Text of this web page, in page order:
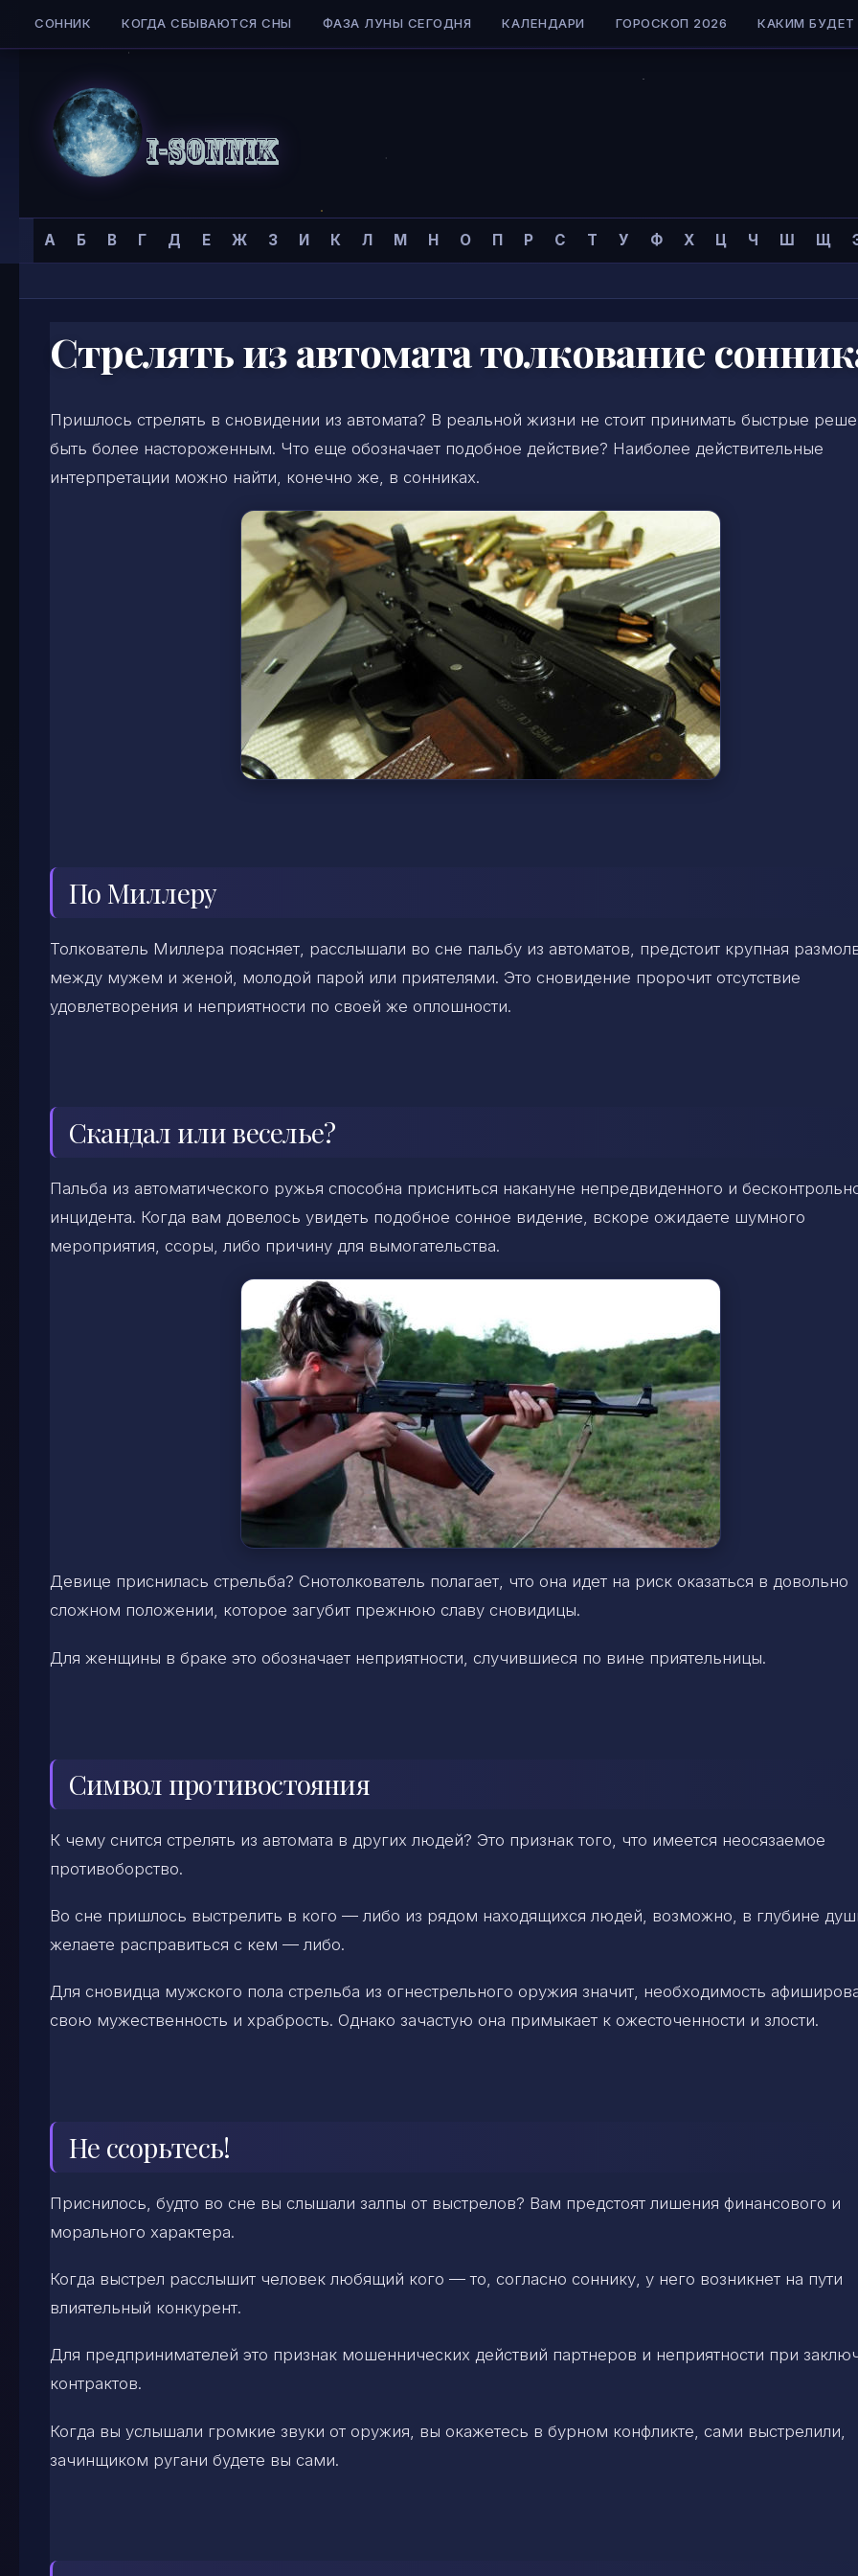
Skip to content
СОННИК КОГДА СБЫВАЮТСЯ СНЫ ФАЗА ЛУНЫ СЕГОДНЯ КАЛЕНДАРИ ГОРОСКОП 2026 КАКИМ БУДЕТ
Сонник
I-
А Б В Г Д Е Ж З И К Л М Н О П Р С Т У Ф Х Ц Ч Ш Щ
Главная страница »Сонник »С»
Стрелять из автомата толкование
Пришлось стрелять в сновидении из автомата? В реальной жизни не стоит принимать быстрые
быть более настороженным. Что еще обозначает подобное действие? Наиболее действительные
интерпретации можно найти, конечно же, в сонниках.
По Миллеру
Толкователь Миллера поясняет, расслышали во сне пальбу из автоматов, предстоит крупная
между мужем и женой, молодой парой или приятелями. Это сновидение пророчит отсутствие
удовлетворения и неприятности по своей же оплошности.
Скандал или веселье?
Пальба из автоматического ружья способна присниться накануне непредвиденного и
инцидента. Когда вам довелось увидеть подобное сонное видение, вскоре ожидаете шумного
мероприятия, ссоры, либо причину для вымогательства.
Девице приснилась стрельба? Снотолкователь полагает, что она идет на риск оказаться в довольно
сложном положении, которое загубит прежнюю славу сновидицы.
Для женщины в браке это обозначает неприятности, случившиеся по вине приятельницы.
Символ противостояния
К чему снится стрелять из автомата в других людей? Это признак того, что имеется неосязаемое
противоборство.
Во сне пришлось выстрелить в кого — либо из рядом находящихся людей, возможно, в глубине
желаете расправиться с кем — либо.
Для сновидца мужского пола стрельба из огнестрельного оружия значит, необходимость
свою мужественность и храбрость. Однако зачастую она примыкает к ожесточенности и злости.
Не ссорьтесь!
Приснилось, будто во сне вы слышали залпы от выстрелов? Вам предстоят лишения финансового и
морального характера.
Когда выстрел расслышит человек любящий кого — то, согласно соннику, у него возникнет на пути
влиятельный конкурент.
Для предпринимателей это признак мошеннических действий партнеров и неприятности при
контрактов.
Когда вы услышали громкие звуки от оружия, вы окажетесь в бурном конфликте, сами выстрелили,
зачинщиком ругани будете вы сами.